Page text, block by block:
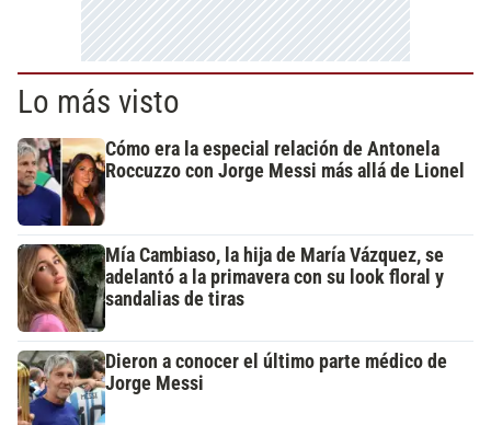
Lo más visto
Cómo era la especial relación de Antonela
Roccuzzo con Jorge Messi más allá de Lionel
Mía Cambiaso, la hija de María Vázquez, se
adelantó a la primavera con su look floral y
sandalias de tiras
Dieron a conocer el último parte médico de
Jorge Messi